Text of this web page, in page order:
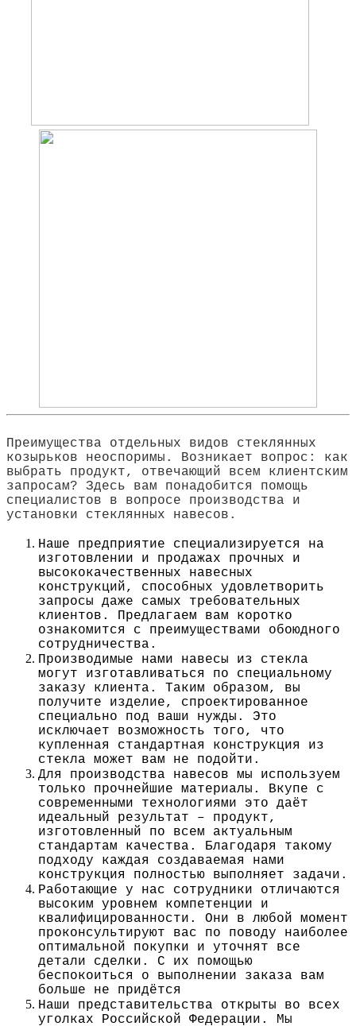
Преимущества отдельных видов стеклянных
козырьков неоспоримы. Возникает вопрос: как
выбрать продукт, отвечающий всем клиентским
запросам? Здесь вам понадобится помощь
специалистов в вопросе производства и
установки стеклянных навесов.
Наше предприятие специализируется на
изготовлении и продажах прочных и
высококачественных навесных
конструкций, способных удовлетворить
запросы даже самых требовательных
клиентов. Предлагаем вам коротко
ознакомится с преимуществами обоюдного
сотрудничества.
Производимые нами навесы из стекла
могут изготавливаться по специальному
заказу клиента. Таким образом, вы
получите изделие, спроектированное
специально под ваши нужды. Это
исключает возможность того, что
купленная стандартная конструкция из
стекла может вам не подойти.
Для производства навесов мы используем
только прочнейшие материалы. Вкупе с
современными технологиями это даёт
идеальный результат – продукт,
изготовленный по всем актуальным
стандартам качества. Благодаря такому
подходу каждая создаваемая нами
конструкция полностью выполняет задачи.
Работающие у нас сотрудники отличаются
высоким уровнем компетенции и
квалифицированности. Они в любой момент
проконсультируют вас по поводу наиболее
оптимальной покупки и уточнят все
детали сделки. С их помощью
беспокоиться о выполнении заказа вам
больше не придётся
Наши представительства открыты во всех
уголках Российской Федерации. Мы